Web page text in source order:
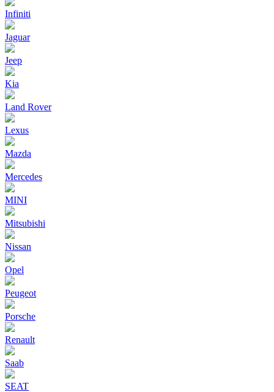
Infiniti
Jaguar
Jeep
Kia
Land Rover
Lexus
Mazda
Mercedes
MINI
Mitsubishi
Nissan
Opel
Peugeot
Porsche
Renault
Saab
SEAT